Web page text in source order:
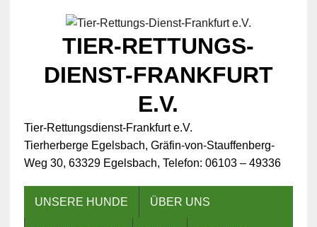
TIER-RETTUNGS-
DIENST-FRANKFURT
E.V.
Tier-Rettungsdienst-Frankfurt e.V.
Tierherberge Egelsbach, Gräfin-von-Stauffenberg-
Weg 30, 63329 Egelsbach, Telefon: 06103 – 49336
UNSERE HUNDE ÜBER UNS